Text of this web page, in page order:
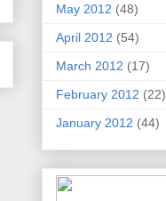
May 2012 (48)
April 2012 (54)
March 2012 (17)
February 2012 (22)
January 2012 (44)